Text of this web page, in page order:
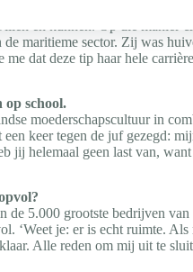
vrouwen het dus zelf
en kunnen. Op die manier
maritieme sector. Zij was
dat deze tip haar hele
school.
moederschapscultuur in
keer tegen de juf gezegd:
jij helemaal geen last van,
de 5.000 grootste bedrijven
‘Weet je: er is echt ruimte.
Alle reden om mij uit te